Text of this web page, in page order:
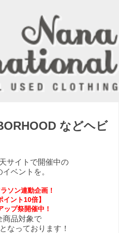
などヘビ
サイトで開催中の
ベントを。
ソン連動企画！
イント10倍】
ップ祭開催中！
商品対象で
なっております！